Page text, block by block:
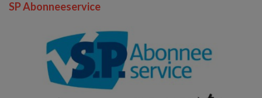
SP Abonneeservice